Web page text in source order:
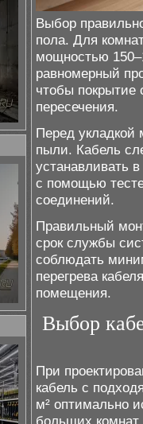
Выбор
пола. Для
мощностью
равномерный
чтобы покрытие
пересечения.
Перед укладкой
пыли. Кабель
устанавливать
с помощью
соединений.
Правильный
срок службы
соблюдать
перегрева
помещения.
Выбор
При
кабель с
м² оптимально
больших комнат